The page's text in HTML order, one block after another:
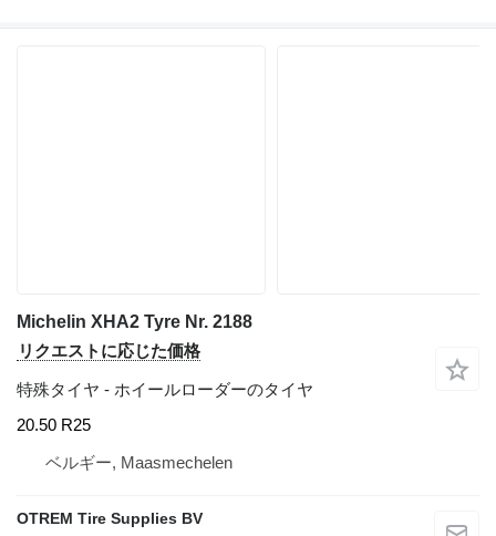
Michelin XHA2 Tyre Nr. 2188
リクエストに応じた価格
特殊タイヤ - ホイールローダーのタイヤ
20.50 R25
ベルギー, Maasmechelen
OTREM Tire Supplies BV